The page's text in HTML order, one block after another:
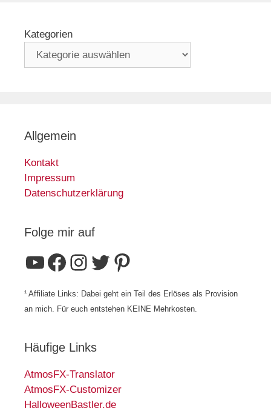
Kategorien
Allgemein
Kontakt
Impressum
Datenschutzerklärung
Folge mir auf
YouTube
Facebook
Instagram
Twitter
Pinterest
¹ Affiliate Links: Dabei geht ein Teil des Erlöses als Provision
an mich. Für euch entstehen KEINE Mehrkosten.
Häufige Links
AtmosFX-Translator
AtmosFX-Customizer
HalloweenBastler.de